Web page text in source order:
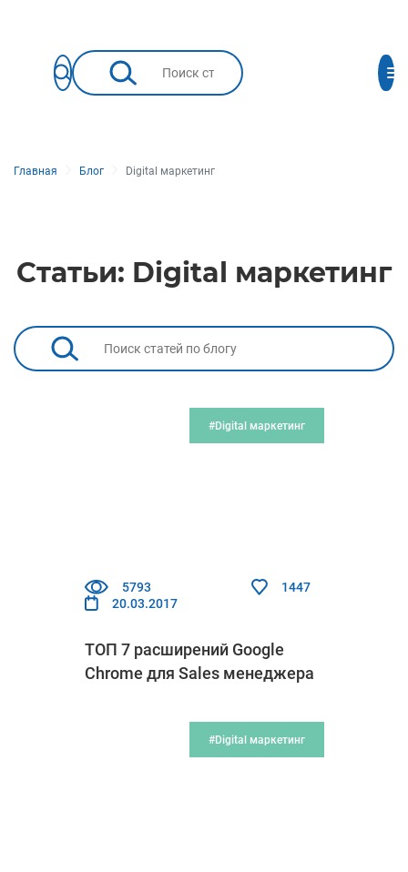
Главная Блог Digital маркетинг
Статьи: Digital маркетинг
#Digital маркетинг
5793
1447
20.03.2017
ТОП 7 расширений Google
Chrome для Sales менеджера
#Digital маркетинг